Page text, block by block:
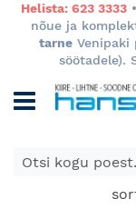
Helista: 623 3333
nõue ja
tarne Venipaki
söötadele).
E-poes
poes ja